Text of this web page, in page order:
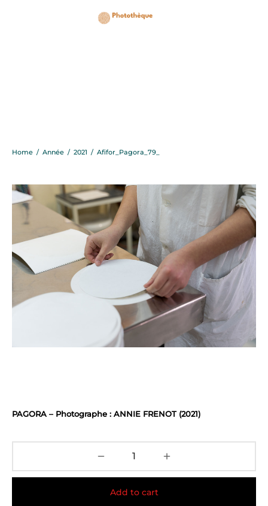
Home / Année / 2021 / Afifor_Pagora_79_
PAGORA – Photographe : ANNIE FRENOT (2021)
Add to cart